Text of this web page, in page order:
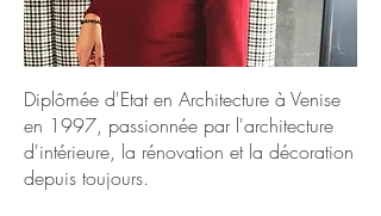
Diplômée d'Etat en Architecture à Venise
en 1997, passionnée par l'architecture
d'intérieure, la rénovation et la décoration
depuis toujours.